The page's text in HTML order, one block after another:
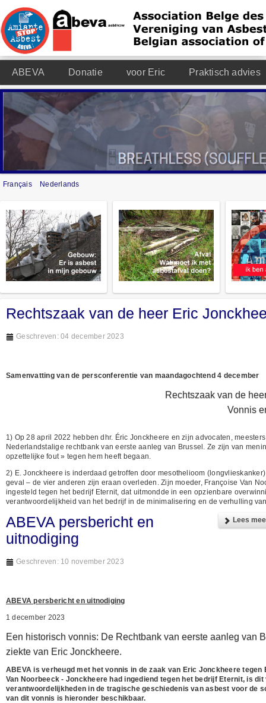
ABEVA Donatie voor Eric Praktisch advies
Français Nederlands
Rechtszaak van de heer Eric
Geschreven: 04 december 2023
Samenvatting van de persconferentie van maandagochtend 4 december
Rechtszaak van de
Vonnis
1) Op 28 april 2022 hebben dhr. Éric Jonckheere en zijn advocaten,
Nederlandstalige rechtbank van eerste aanleg van Brussel. Ze zijn van
opzettelijke fout » tegen hem heeft begaan.
2) E. Jonckheere is inderdaad getroffen door mesothelioom
geval – de vier anderen zijn eraan overleden. Zijn moeder, Françoise Van
ingesteld tegen het bedrijf Eternit, dat uitmondde in een opzienbare
verantwoordelijkheid van het bedrijf in de minimalisering en de verhulling
Lees
ABEVA persbericht en
uitnodiging
Geschreven: 10 november 2023
ABEVA persbericht en uitnodiging
1 december 2023
Een historisch vonnis: De Rechtbank van eerste aanleg van
ziekte van Eric Jonckheere.
ABEVA is verheugd met het vonnis in de zaak van Eric Jonckheere
Van Noorbeeck - Jonckheere had ingediend tegen het bedrijf Eternit, is
verantwoordelijkheden in de tragische geschiedenis van asbest voor de
van dit vonnis is hieronder beschikbaar.